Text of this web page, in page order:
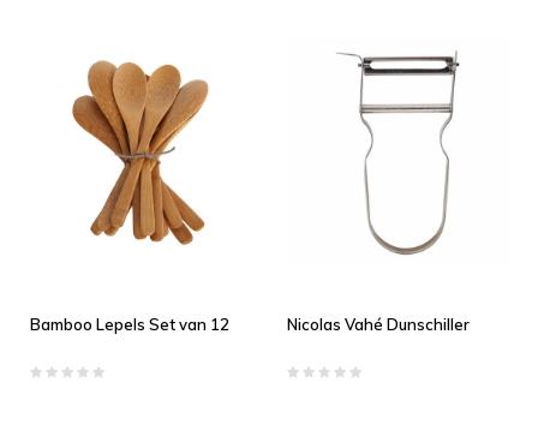
Bamboo Lepels Set van 12 Nicolas Vahé Dunschiller